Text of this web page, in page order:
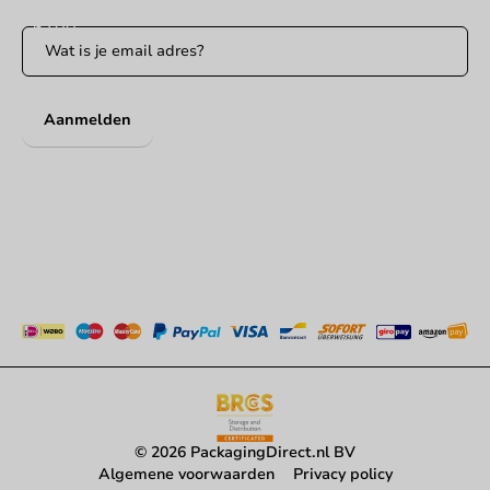
Aanmelden
© 2026 PackagingDirect.nl BV
Algemene voorwaarden
Privacy policy